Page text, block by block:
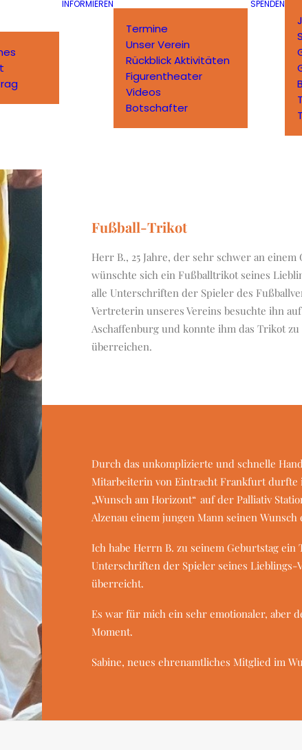
INFORMIEREN
Termine
Unser Verein
Rückblick Aktivitäten
Figurentheater
Videos
Botschafter
SPENDEN
Fußball-Trikot
Herr B., 25 Jahre, der sehr schwer an
wünschte sich ein Fußballtrikot seines
alle Unterschriften der Spieler des
Vertreterin unseres Vereins besuchte ihn
Aschaffenburg und konnte ihm das Trikot zu
überreichen.
Durch das unkomplizierte und schnelle
Mitarbeiterin von Eintracht Frankfurt durfte
„Wunsch am Horizont“ auf der Palliativ
Alzenau einem jungen Mann seinen
Ich habe Herrn B. zu seinem Geburtstag
Unterschriften der Spieler seines
überreicht.
Es war für mich ein sehr emotionaler, aber
Moment.
Sabine, neues ehrenamtliches Mitglied im